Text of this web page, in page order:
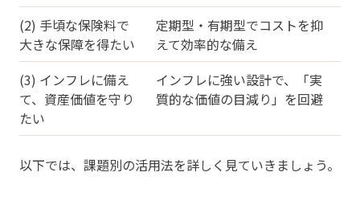
(2) 手頃な保険料で
大きな保障を得たい
定期型・有期型でコストを抑
えて効率的な備え
(3) インフレに備え
て、資産価値を守り
たい
インフレに強い設計で、「実
質的な価値の目減り」を回避
以下では、課題別の活用法を詳しく見ていきましょう。